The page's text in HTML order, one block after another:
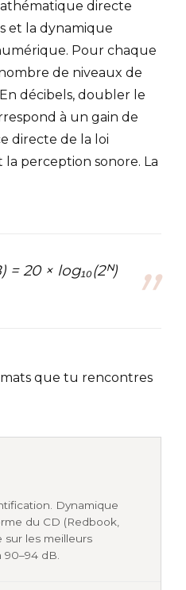
directe
et la dynamique
Pour chaque
de niveaux de
décibels, doubler le
à un gain de
directe de la loi
perception sonore. La
20 × log₁₀(2ᴺ)
que tu rencontres
Dynamique
du CD (Redbook,
sur les meilleurs
dB.